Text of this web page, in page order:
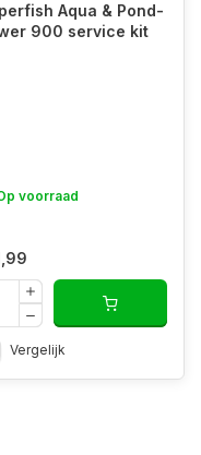
Aqua & Pond-
900 service kit
voorraad
Vergelijk